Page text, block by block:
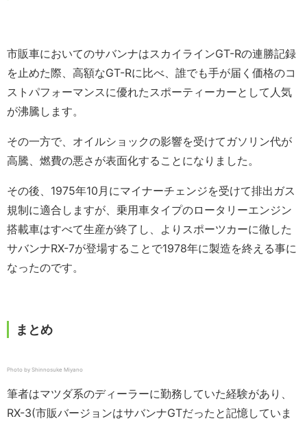
市販車においてのサバンナはスカイラインGT-Rの連勝記録
を止めた際、高額なGT-Rに比べ、誰でも手が届く価格のコ
ストパフォーマンスに優れたスポーティーカーとして人気
が沸騰します。
その一方で、オイルショックの影響を受けてガソリン代が
高騰、燃費の悪さが表面化することになりました。
その後、1975年10月にマイナーチェンジを受けて排出ガス
規制に適合しますが、乗用車タイプのロータリーエンジン
搭載車はすべて生産が終了し、よりスポーツカーに徹した
サバンナRX-7が登場することで1978年に製造を終える事に
なったのです。
まとめ
Photo by Shinnosuke Miyano
筆者はマツダ系のディーラーに勤務していた経験があり、
RX-3(市販バージョンはサバンナGTだったと記憶していま